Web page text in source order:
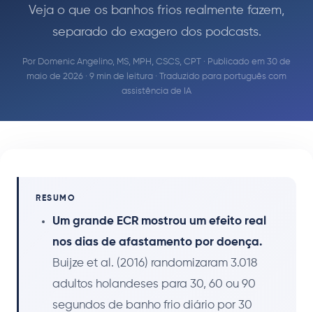
Veja o que os banhos frios realmente fazem,
separado do exagero dos podcasts.
Por Domenic Angelino, MS, MPH, CSCS, CPT · Publicado em 30 de
maio de 2026 · 9 min de leitura · Traduzido para português com
assistência de IA
RESUMO
Um grande ECR mostrou um efeito real
nos dias de afastamento por doença.
Buijze et al. (2016) randomizaram 3.018
adultos holandeses para 30, 60 ou 90
segundos de banho frio diário por 30